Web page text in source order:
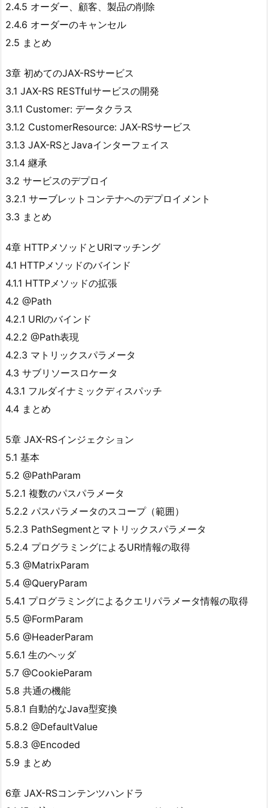
2.4.5 オーダー、顧客、製品の削除
2.4.6 オーダーのキャンセル
2.5 まとめ
3章 初めてのJAX-RSサービス
3.1 JAX-RS RESTfulサービスの開発
3.1.1 Customer: データクラス
3.1.2 CustomerResource: JAX-RSサービス
3.1.3 JAX-RSとJavaインターフェイス
3.1.4 継承
3.2 サービスのデプロイ
3.2.1 サーブレットコンテナへのデプロイメント
3.3 まとめ
4章 HTTPメソッドとURIマッチング
4.1 HTTPメソッドのバインド
4.1.1 HTTPメソッドの拡張
4.2 @Path
4.2.1 URIのバインド
4.2.2 @Path表現
4.2.3 マトリックスパラメータ
4.3 サブリソースロケータ
4.3.1 フルダイナミックディスパッチ
4.4 まとめ
5章 JAX-RSインジェクション
5.1 基本
5.2 @PathParam
5.2.1 複数のパスパラメータ
5.2.2 パスパラメータのスコープ（範囲）
5.2.3 PathSegmentとマトリックスパラメータ
5.2.4 プログラミングによるURI情報の取得
5.3 @MatrixParam
5.4 @QueryParam
5.4.1 プログラミングによるクエリパラメータ情報の取得
5.5 @FormParam
5.6 @HeaderParam
5.6.1 生のヘッダ
5.7 @CookieParam
5.8 共通の機能
5.8.1 自動的なJava型変換
5.8.2 @DefaultValue
5.8.3 @Encoded
5.9 まとめ
6章 JAX-RSコンテンツハンドラ